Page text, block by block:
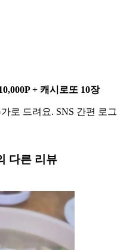
+ 캐시로또 10장
로 드려요. SNS 간편 로
다른 리뷰